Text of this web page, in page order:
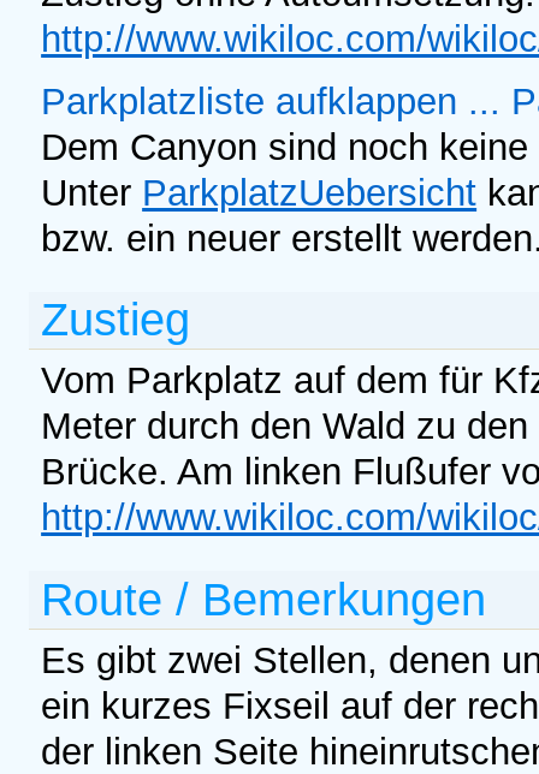
http://www.wikiloc.com/
Parkplatzliste aufklappen ...
Dem Canyon sind noch
Unter ParkplatzUebersicht
bzw. ein neuer erstellt
Zustieg
Vom Parkplatz auf dem für
Meter durch den Wald zu
Brücke. Am linken Flußufer
http://www.wikiloc.com/
Route / Bemerkungen
Es gibt zwei Stellen, denen
ein kurzes Fixseil auf der
der linken Seite